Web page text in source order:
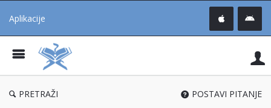
Aplikacije
®
PRETRAŽI POSTAVI PITANJE